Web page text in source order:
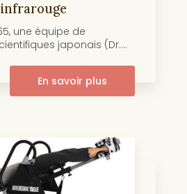
une équipe de
japonais (Dr....
En savoir plus